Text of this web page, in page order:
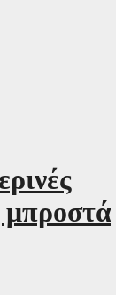
μπροστά